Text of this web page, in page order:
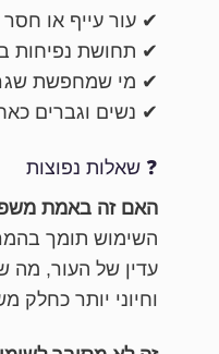
✔ עור עייף או
✔ תחושת נפיחות
✔ מי שמחפשת
✔ נשים וגברים
❓ שאלות נפוצות
האם זה באמת
השימוש תומך
עדין של העור, מה
וחיוני יותר כחלק